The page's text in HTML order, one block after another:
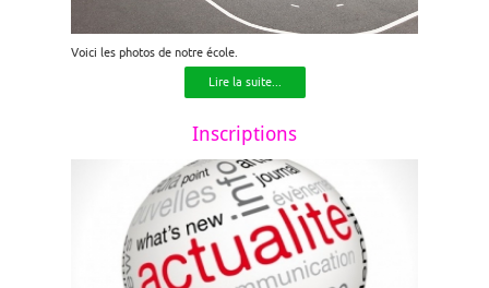
Voici les photos de notre école.
Lire la suite...
Inscriptions